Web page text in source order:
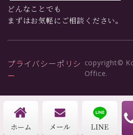
どんなことでも
まずはお気軽にご相談ください。
プライバシーポリシ
ー
copyright©
Office.